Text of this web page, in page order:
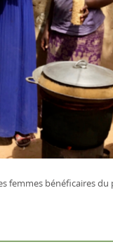
femmes bénéficaires